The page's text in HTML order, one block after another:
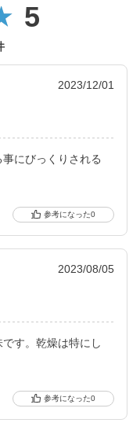
タクトレンズブラン
ブランドです。
5
2023/12/01
にびっくりされる
0
2023/08/05
す。乾燥は特にし
0